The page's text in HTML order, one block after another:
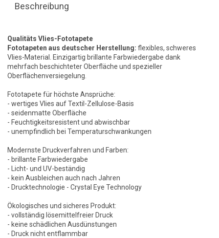
Beschreibung
Qualitäts Vlies-Fototapete
Fototapeten aus deutscher Herstellung: flexibles, schweres
Vlies-Material. Einzigartig brillante Farbwiedergabe dank
mehrfach beschichteter Oberfläche und spezieller
Oberflächenversiegelung.
Fototapete für höchste Ansprüche:
- wertiges Vlies auf Textil-Zellulose-Basis
- seidenmatte Oberfläche
- Feuchtigkeitsresistent und abwischbar
- unempfindlich bei Temperaturschwankungen
Modernste Druckverfahren und Farben:
- brillante Farbwiedergabe
- Licht- und UV-beständig
- kein Ausbleichen auch nach Jahren
- Drucktechnologie - Crystal Eye Technology
Ökologisches und sicheres Produkt:
- vollständig lösemittelfreier Druck
- keine schädlichen Ausdünstungen
- Druck nicht entflammbar